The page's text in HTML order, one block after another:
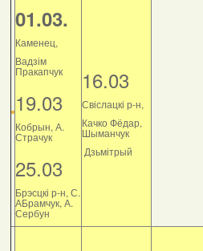
01.03.
Каменец,
Вадзім
Пракапчук
19.03
Кобрын, А.
Страчук
25.03
Брэсцкі р-н, С.
АБрамчук, А.
Сербун
16.03
Свіслацкі р-н,
Качко Фёдар,
Шыманчук
Дзьмітрый